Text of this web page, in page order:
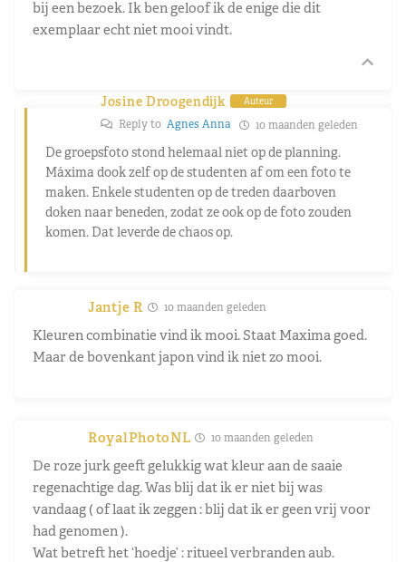
bij een bezoek. Ik ben geloof ik de enige die dit
exemplaar echt niet mooi vindt.
Josine Droogendijk Auteur
Reply to Agnes Anna 10 maanden geleden
De groepsfoto stond helemaal niet op de planning.
Máxima dook zelf op de studenten af om een foto te
maken. Enkele studenten op de treden daarboven
doken naar beneden, zodat ze ook op de foto zouden
komen. Dat leverde de chaos op.
Jantje R 10 maanden geleden
Kleuren combinatie vind ik mooi. Staat Maxima goed.
Maar de bovenkant japon vind ik niet zo mooi.
RoyalPhotoNL 10 maanden geleden
De roze jurk geeft gelukkig wat kleur aan de saaie
regenachtige dag. Was blij dat ik er niet bij was
vandaag ( of laat ik zeggen : blij dat ik er geen vrij voor
had genomen ).
Wat betreft het ‘hoedje’ : ritueel verbranden aub.